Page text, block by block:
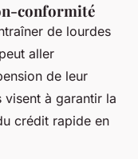
conformité
de lourdes
aller
de leur
visent à garantir la
crédit rapide en